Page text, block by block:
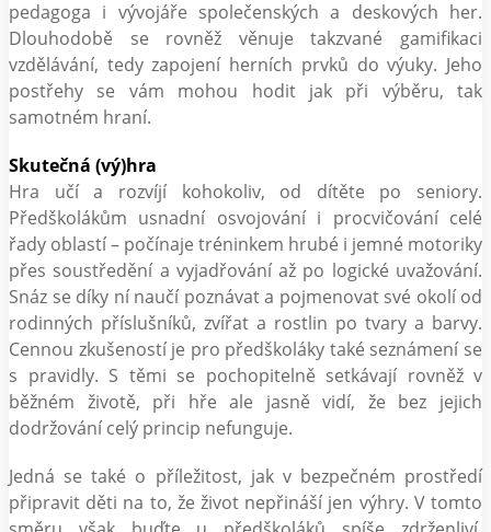
pedagoga i vývojáře společenských a deskových her.
Dlouhodobě se rovněž věnuje takzvané gamifikaci
vzdělávání, tedy zapojení herních prvků do výuky. Jeho
postřehy se vám mohou hodit jak při výběru, tak
samotném hraní.
Skutečná (vý)hra
Hra učí a rozvíjí kohokoliv, od dítěte po seniory.
Předškolákům usnadní osvojování i procvičování celé
řady oblastí – počínaje tréninkem hrubé i jemné motoriky
přes soustředění a vyjadřování až po logické uvažování.
Snáz se díky ní naučí poznávat a pojmenovat své okolí od
rodinných příslušníků, zvířat a rostlin po tvary a barvy.
Cennou zkušeností je pro předškoláky také seznámení se
s pravidly. S těmi se pochopitelně setkávají rovněž v
běžném životě, při hře ale jasně vidí, že bez jejich
dodržování celý princip nefunguje.
Jedná se také o příležitost, jak v bezpečném prostředí
připravit děti na to, že život nepřináší jen výhry. V tomto